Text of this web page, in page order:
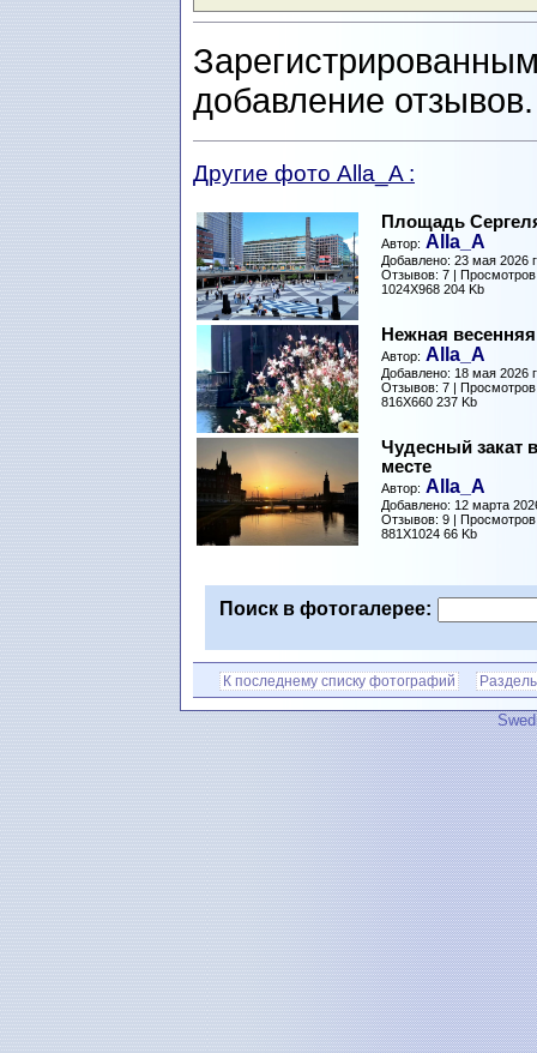
добавление
Другие фото Alla_A :
Площадь
Автор: Alla_A
Добавлено: 23 мая 2026
Отзывов: 7 |
1024X968 204 Kb
Нежная
Автор: Alla_A
Добавлено: 18 мая 2026
Отзывов: 7 |
816X660 237 Kb
Чудесный закат
месте
Автор: Alla_A
Добавлено: 12 марта
Отзывов: 9 |
881X1024 66 Kb
Поиск в фотогалерее:
К последнему списку фотографий